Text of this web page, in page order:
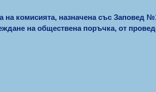
на комисията, назначена със Заповед
на обществена поръчка, от